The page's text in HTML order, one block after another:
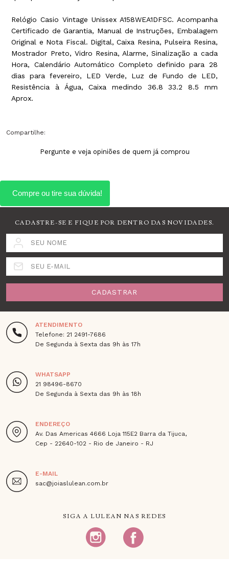
Relógio Casio Vintage Unissex A158WEA1DFSC. Acompanha
Certificado de Garantia, Manual de Instruções, Embalagem
Original e Nota Fiscal. Digital, Caixa Resina, Pulseira Resina,
Mostrador Preto, Vidro Resina, Alarme, Sinalização a cada
Hora, Calendário Automático Completo definido para 28
dias para fevereiro, LED Verde, Luz de Fundo de LED,
Resistência à Água, Caixa medindo 36.8 33.2 8.5 mm
Aprox.
Compartilhe:
Pergunte e veja opiniões de quem já comprou
CADASTRE-SE E FIQUE POR DENTRO DAS NOVIDADES.
SEU NOME
SEU E-MAIL
CADASTRAR
ATENDIMENTO
Telefone: 21 2491-7686
De Segunda à Sexta das 9h às 17h
WHATSAPP
21 98496-8670
De Segunda à Sexta das 9h às 18h
ENDEREÇO
Av. Das Americas 4666 Loja 115E2 Barra da Tijuca,
Cep - 22640-102 - Rio de Janeiro - RJ
E-MAIL
sac@joiaslulean.com.br
SIGA A LULEAN NAS REDES